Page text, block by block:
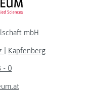
FH JOANNEUM Logo
mbH
| Kapfenberg
- 0